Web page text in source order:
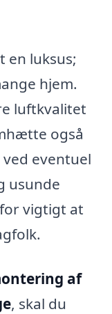
en luksus;
hjem.
luftkvalitet
også
eventuel
usunde
vigtigt at
af
, skal du